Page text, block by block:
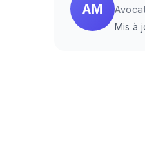
AM
Mis à